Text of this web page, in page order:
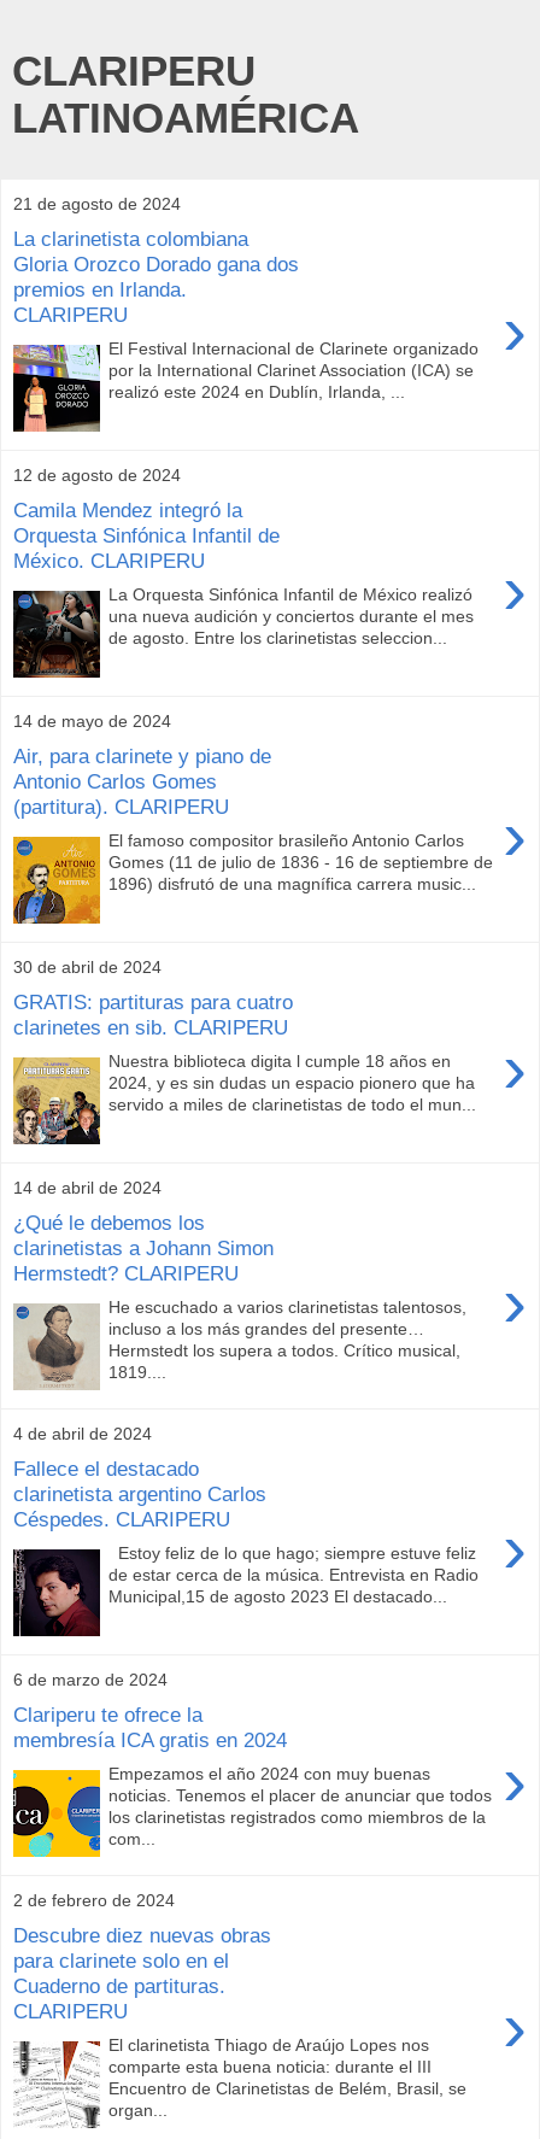
CLARIPERU
LATINOAMÉRICA
21 de agosto de 2024
La clarinetista colombiana
Gloria Orozco Dorado gana dos
premios en Irlanda.
CLARIPERU
›
El Festival Internacional de Clarinete organizado
por la International Clarinet Association (ICA) se
realizó este 2024 en Dublín, Irlanda, ...
12 de agosto de 2024
Camila Mendez integró la
Orquesta Sinfónica Infantil de
México. CLARIPERU
›
La Orquesta Sinfónica Infantil de México realizó
una nueva audición y conciertos durante el mes
de agosto. Entre los clarinetistas seleccion...
14 de mayo de 2024
Air, para clarinete y piano de
Antonio Carlos Gomes
(partitura). CLARIPERU
›
El famoso compositor brasileño Antonio Carlos
Gomes (11 de julio de 1836 - 16 de septiembre de
1896) disfrutó de una magnífica carrera music...
30 de abril de 2024
GRATIS: partituras para cuatro
clarinetes en sib. CLARIPERU
›
Nuestra biblioteca digita l cumple 18 años en
2024, y es sin dudas un espacio pionero que ha
servido a miles de clarinetistas de todo el mun...
14 de abril de 2024
¿Qué le debemos los
clarinetistas a Johann Simon
Hermstedt? CLARIPERU
›
He escuchado a varios clarinetistas talentosos,
incluso a los más grandes del presente…
Hermstedt los supera a todos. Crítico musical,
1819....
4 de abril de 2024
Fallece el destacado
clarinetista argentino Carlos
Céspedes. CLARIPERU
›
Estoy feliz de lo que hago; siempre estuve feliz
de estar cerca de la música. Entrevista en Radio
Municipal,15 de agosto 2023 El destacado...
6 de marzo de 2024
Clariperu te ofrece la
membresía ICA gratis en 2024
›
Empezamos el año 2024 con muy buenas
noticias. Tenemos el placer de anunciar que todos
los clarinetistas registrados como miembros de la
com...
2 de febrero de 2024
Descubre diez nuevas obras
para clarinete solo en el
Cuaderno de partituras.
CLARIPERU
›
El clarinetista Thiago de Araújo Lopes nos
comparte esta buena noticia: durante el III
Encuentro de Clarinetistas de Belém, Brasil, se
organ...